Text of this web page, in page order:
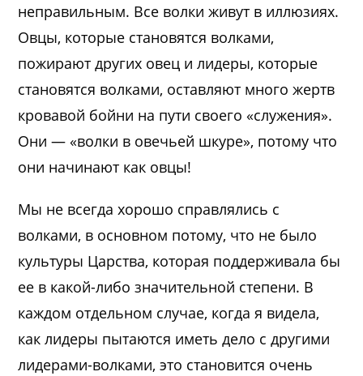
неправильным. Все волки живут в иллюзиях.
Овцы, которые становятся волками,
пожирают других овец и лидеры, которые
становятся волками, оставляют много жертв
кровавой бойни на пути своего «служения».
Они — «волки в овечьей шкуре», потому что
они начинают как овцы!
Мы не всегда хорошо справлялись с
волками, в основном потому, что не было
культуры Царства, которая поддерживала бы
ее в какой-либо значительной степени. В
каждом отдельном случае, когда я видела,
как лидеры пытаются иметь дело с другими
лидерами-волками, это становится очень